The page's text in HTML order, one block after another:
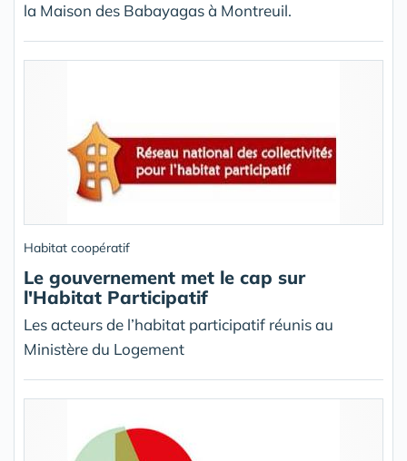
la Maison des Babayagas à Montreuil.
Habitat coopératif
Le gouvernement met le cap sur
l'Habitat Participatif
Les acteurs de l’habitat participatif réunis au
Ministère du Logement